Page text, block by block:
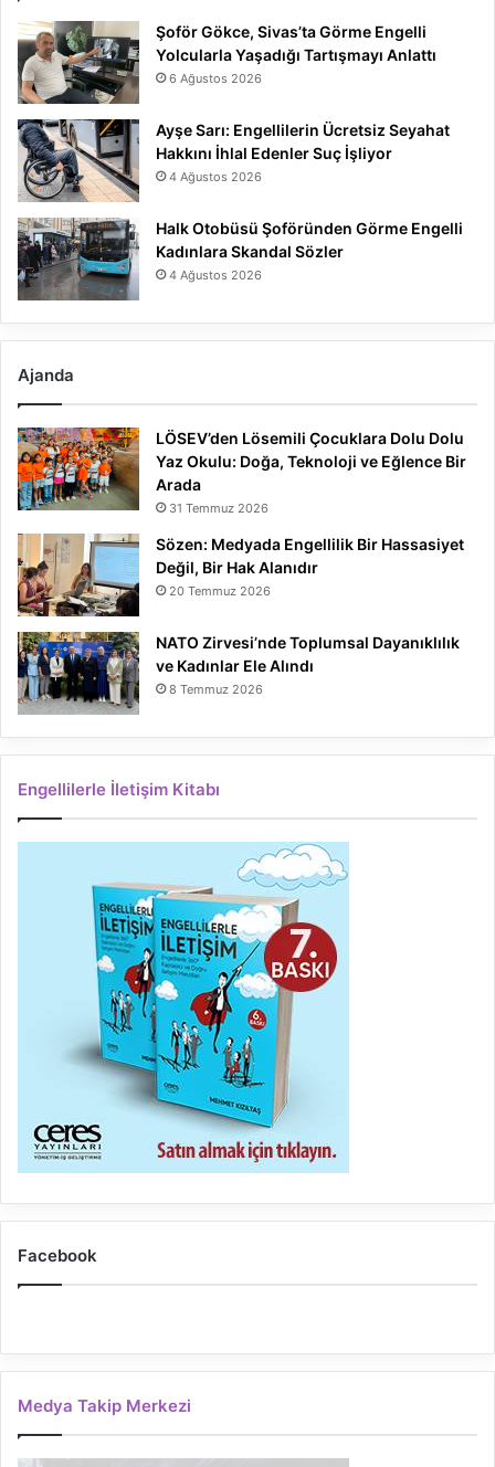
Şoför Gökce, Sivas’ta Görme Engelli
Yolcularla Yaşadığı Tartışmayı Anlattı
6 Ağustos 2026
Ayşe Sarı: Engellilerin Ücretsiz Seyahat
Hakkını İhlal Edenler Suç İşliyor
4 Ağustos 2026
Halk Otobüsü Şoföründen Görme Engelli
Kadınlara Skandal Sözler
4 Ağustos 2026
Ajanda
LÖSEV’den Lösemili Çocuklara Dolu Dolu
Yaz Okulu: Doğa, Teknoloji ve Eğlence Bir
Arada
31 Temmuz 2026
Sözen: Medyada Engellilik Bir Hassasiyet
Değil, Bir Hak Alanıdır
20 Temmuz 2026
NATO Zirvesi’nde Toplumsal Dayanıklılık
ve Kadınlar Ele Alındı
8 Temmuz 2026
Engellilerle İletişim Kitabı
Facebook
Medya Takip Merkezi